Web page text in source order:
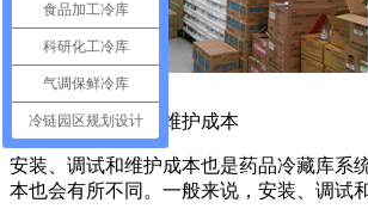
三、安装、调试和维护成本
安装、调试和维护成本也是药品冷藏库系
本也会有所不同。一般来说，安装、调试
食品加工冷库
科研化工冷库
气调保鲜冷库
冷链园区规划设计